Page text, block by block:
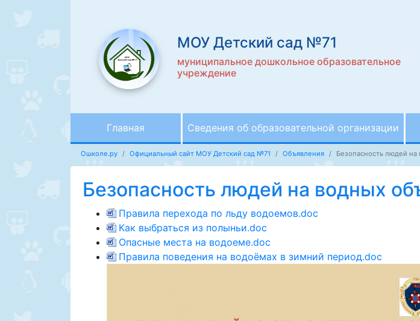
МОУ Детский сад №71
муниципальное дошкольное образовательное
учреждение
Главная Сведения об образовательной организации
Ошколе.ру Официальный сайт МОУ Детский сад №71 Объявления Безопасность людей
Безопасность людей на водных
Правила перехода по льду водоемов.doc
Как выбраться из полыньи.doc
Опасные места на водоеме.doc
Правила поведения на водоёмах в зимний период.doc